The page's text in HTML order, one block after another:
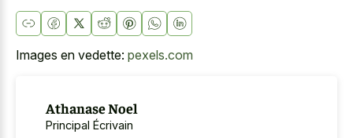
Images en vedette: pexels.com
Athanase Noel
Principal Écrivain